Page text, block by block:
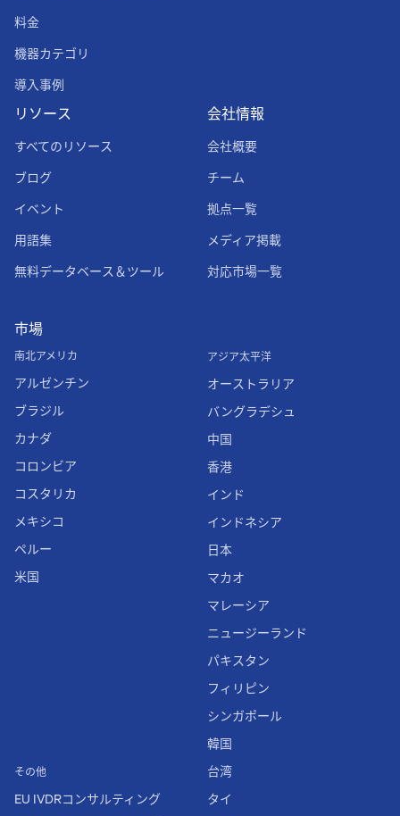
料金
機器カテゴリ
導入事例
リソース
すべてのリソース
ブログ
イベント
用語集
無料データベース＆ツール
会社情報
会社概要
チーム
拠点一覧
メディア掲載
対応市場一覧
市場
南北アメリカ
アルゼンチン
ブラジル
カナダ
コロンビア
コスタリカ
メキシコ
ペルー
米国
その他
EU IVDRコンサルティング
アジア太平洋
オーストラリア
バングラデシュ
中国
香港
インド
インドネシア
日本
マカオ
マレーシア
ニュージーランド
パキスタン
フィリピン
シンガポール
韓国
台湾
タイ